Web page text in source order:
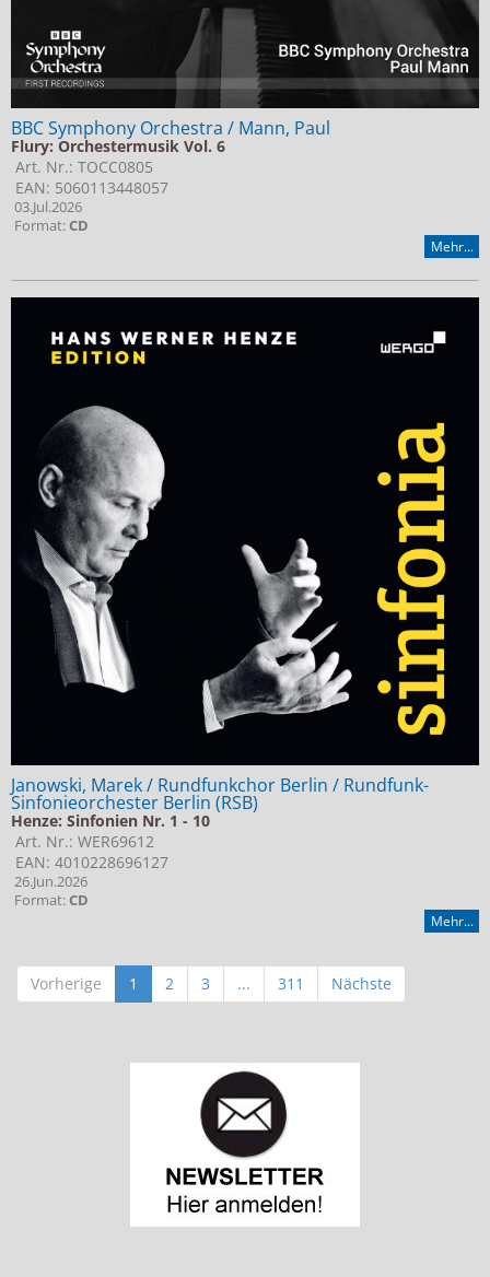
BBC Symphony Orchestra / Mann, Paul
Flury: Orchestermusik Vol. 6
Art. Nr.: TOCC0805
EAN: 5060113448057
03.Jul.2026
Format:CD
Mehr...
Janowski, Marek / Rundfunkchor Berlin / Rundfunk-
Sinfonieorchester Berlin (RSB)
Henze: Sinfonien Nr. 1 - 10
Art. Nr.: WER69612
EAN: 4010228696127
26.Jun.2026
Format:CD
Mehr...
Vorherige 1 2 3 ... 311 Nächste